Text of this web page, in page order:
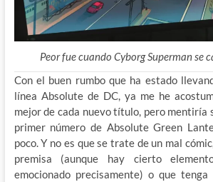
Peor fue cuando Cyborg Superman se
Con el buen rumbo que ha estado
línea Absolute de DC, ya me he
mejor de cada nuevo título, pero mentiría
primer número de Absolute Green
poco. Y no es que se trate de un mal
premisa (aunque hay cierto
emocionado precisamente) o que